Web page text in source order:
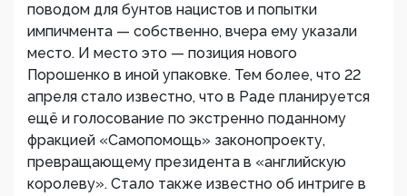
поводом для бунтов нацистов и попытки
импичмента — собственно, вчера ему указали
место. И место это — позиция нового
Порошенко в иной упаковке. Тем более, что 22
апреля стало известно, что в Раде планируется
ещё и голосование по экстренно поданному
фракцией «Самопомощь» законопроекту,
превращающему президента в «английскую
королеву». Стало также известно об интриге в